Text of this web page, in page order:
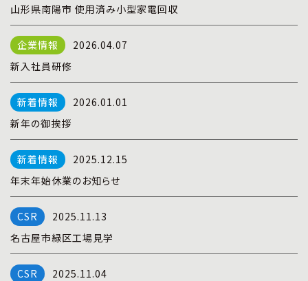
山形県南陽市 使用済み小型家電回収
2026.04.07
新入社員研修
2026.01.01
新年の御挨拶
2025.12.15
年末年始休業のお知らせ
2025.11.13
名古屋市緑区工場見学
2025.11.04